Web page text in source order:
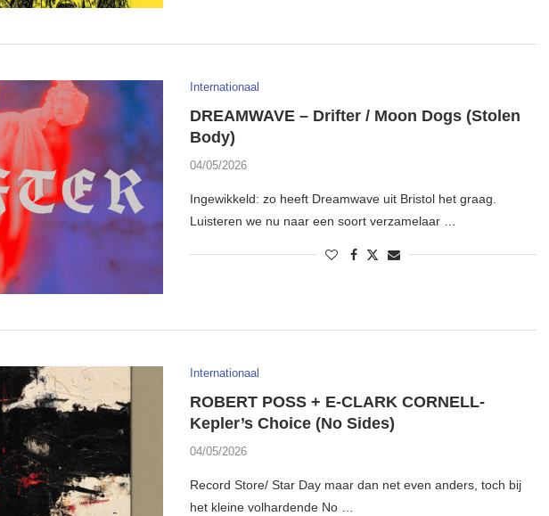
Internationaal
DREAMWAVE – Drifter / Moon Dogs (Stolen
Body)
04/05/2026
Ingewikkeld: zo heeft Dreamwave uit Bristol het graag.
Luisteren we nu naar een soort verzamelaar …
Internationaal
ROBERT POSS + E-CLARK CORNELL-
Kepler’s Choice (No Sides)
04/05/2026
Record Store/ Star Day maar dan net even anders, toch bij
het kleine volhardende No …